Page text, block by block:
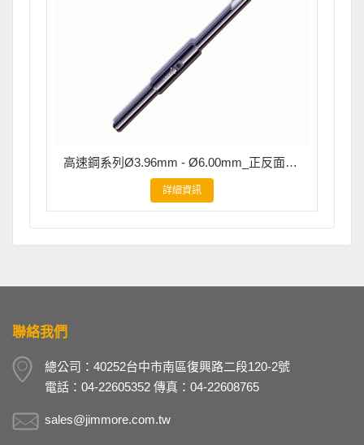
高速鋼系列Ø3.96mm - Ø6.00mm_正反面去毛邊刀
詳細資訊
聯絡我們
總公司：40252台中市南區復興路二段120-2號
電話：04-22605352 傳真：04-22608765
sales@jimmore.com.tw